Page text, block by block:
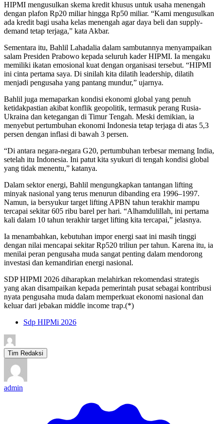
HIPMI mengusulkan skema kredit khusus untuk usaha menengah
dengan plafon Rp20 miliar hingga Rp50 miliar. “Kami mengusulkan
ada kredit bagi usaha kelas menengah agar daya beli dan supply-
demand tetap terjaga,” kata Akbar.
Sementara itu, Bahlil Lahadalia dalam sambutannya menyampaikan
salam Presiden Prabowo kepada seluruh kader HIPMI. Ia mengaku
memiliki ikatan emosional kuat dengan organisasi tersebut. “HIPMI
ini cinta pertama saya. Di sinilah kita dilatih leadership, dilatih
menjadi pengusaha yang pantang mundur,” ujarnya.
Bahlil juga memaparkan kondisi ekonomi global yang penuh
ketidakpastian akibat konflik geopolitik, termasuk perang Rusia-
Ukraina dan ketegangan di Timur Tengah. Meski demikian, ia
menyebut pertumbuhan ekonomi Indonesia tetap terjaga di atas 5,3
persen dengan inflasi di bawah 3 persen.
“Di antara negara-negara G20, pertumbuhan terbesar memang India,
setelah itu Indonesia. Ini patut kita syukuri di tengah kondisi global
yang tidak menentu,” katanya.
Dalam sektor energi, Bahlil mengungkapkan tantangan lifting
minyak nasional yang terus menurun dibanding era 1996–1997.
Namun, ia bersyukur target lifting APBN tahun terakhir mampu
tercapai sekitar 605 ribu barel per hari. “Alhamdulillah, ini pertama
kali dalam 10 tahun terakhir target lifting kita tercapai,” jelasnya.
Ia menambahkan, kebutuhan impor energi saat ini masih tinggi
dengan nilai mencapai sekitar Rp520 triliun per tahun. Karena itu, ia
menilai peran pengusaha muda sangat penting dalam mendorong
investasi dan kemandirian energi nasional.
SDP HIPMI 2026 diharapkan melahirkan rekomendasi strategis
yang akan disampaikan kepada pemerintah pusat sebagai kontribusi
nyata pengusaha muda dalam memperkuat ekonomi nasional dan
keluar dari jebakan middle income trap.(*)
Sdp HIPMi 2026
Tim Redaksi
admin